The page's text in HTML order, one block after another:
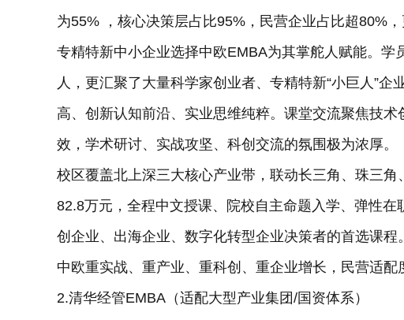
为55% ，核心决策层占比95%，民营企业占比超80%
专精特新中小企业选择中欧EMBA为其掌舵人赋能。
人，更汇聚了大量科学家创业者、专精特新“小巨人”
高、创新认知前沿、实业思维纯粹。课堂交流聚焦技
效，学术研讨、实战攻坚、科创交流的氛围极为浓厚。
校区覆盖北上深三大核心产业带，联动长三角、珠三
82.8万元，全程中文授课、院校自主命题入学、弹性
创企业、出海企业、数字化转型企业决策者的首选课程
中欧重实战、重产业、重科创、重企业增长，民营适配
2.清华经管EMBA（适配大型产业集团/国资体系）